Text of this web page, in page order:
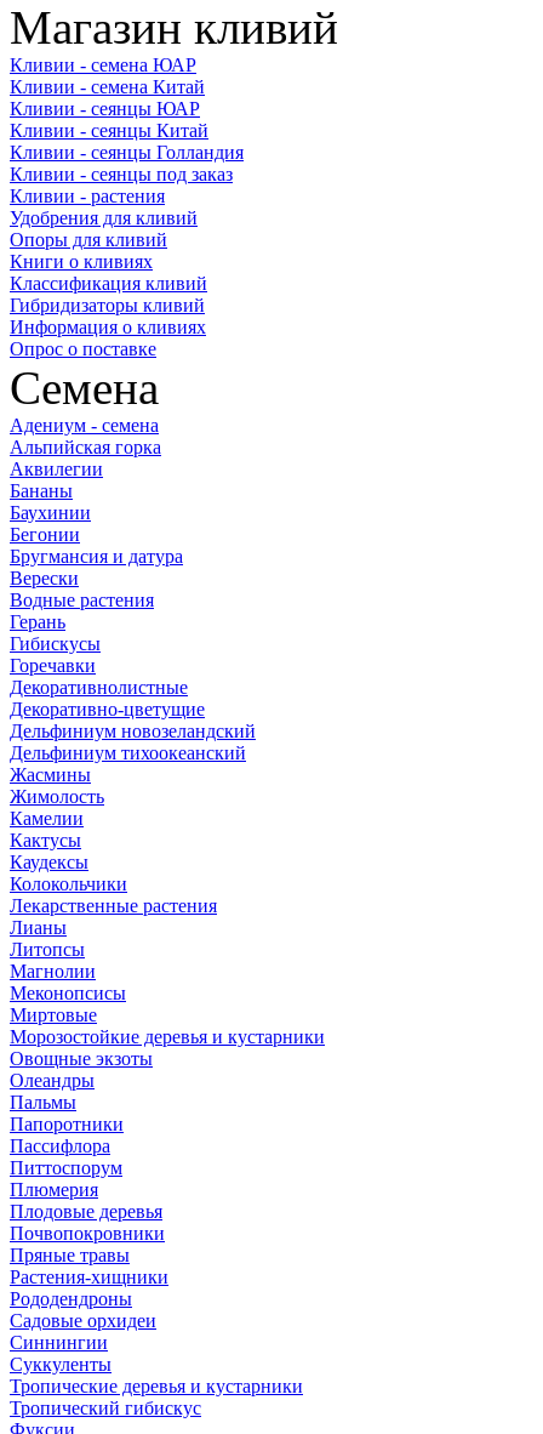
Магазин кливий
Кливии - семена ЮАР
Кливии - семена Китай
Кливии - сеянцы ЮАР
Кливии - сеянцы Китай
Кливии - сеянцы Голландия
Кливии - сеянцы под заказ
Кливии - растения
Удобрения для кливий
Опоры для кливий
Книги о кливиях
Классификация кливий
Гибридизаторы кливий
Информация о кливиях
Опрос о поставке
Семена
Адениум - семена
Альпийская горка
Аквилегии
Бананы
Баухинии
Бегонии
Бругмансия и датура
Верески
Водные растения
Герань
Гибискусы
Горечавки
Декоративнолистные
Декоративно-цветущие
Дельфиниум новозеландский
Дельфиниум тихоокеанский
Жасмины
Жимолость
Камелии
Кактусы
Каудексы
Колокольчики
Лекарственные растения
Лианы
Литопсы
Магнолии
Меконопсисы
Миртовые
Морозостойкие деревья и кустарники
Овощные экзоты
Олеандры
Пальмы
Папоротники
Пассифлора
Питтоспорум
Плюмерия
Плодовые деревья
Почвопокровники
Пряные травы
Растения-хищники
Рододендроны
Садовые орхидеи
Синнингии
Суккуленты
Тропические деревья и кустарники
Тропический гибискус